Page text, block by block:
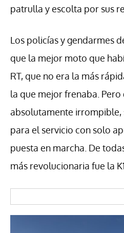
patrulla y escolta por sus
Los policías y gendarmes
que la mejor moto que
RT, que no era la más
la que mejor frenaba.
absolutamente irrompible,
para el servicio con solo
puesta en marcha. De
más revolucionaria fue la